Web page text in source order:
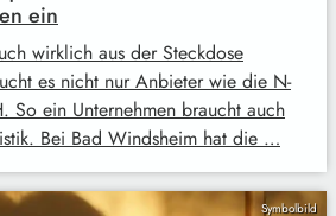
ein
wirklich aus der Steckdose
es nicht nur Anbieter wie die N-
So ein Unternehmen braucht auch
Bei Bad Windsheim hat die …
Symbolbild